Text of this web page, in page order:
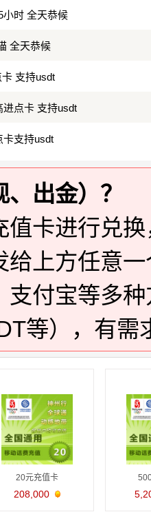
小时 全天恭候
全天恭候
支持usdt
进点卡 支持usdt
卡支持usdt
出金）？
值卡进行兑
给上方任意
支付宝等多
等），有需
20元充值卡
208,000